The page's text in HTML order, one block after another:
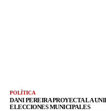
POLÍTICA
DANI PEREIRA PROYECTA LA
ELECCIONES MUNICIPALES